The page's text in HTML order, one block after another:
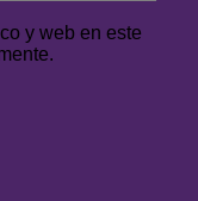
y web en este